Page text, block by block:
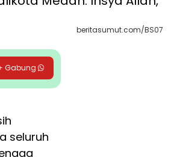
beritasumut.com/BS07
Gabung
seluruh